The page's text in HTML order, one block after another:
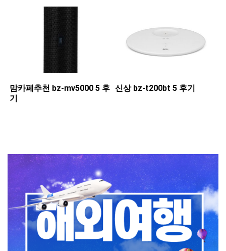
맘카페추천 ​bz-mv5000 5 후
기
신상 ​bz-t200bt 5 후기